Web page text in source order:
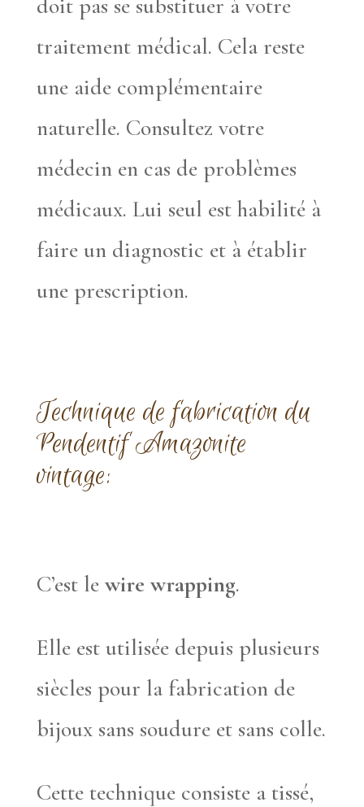
doit pas se substituer à votre
traitement médical. Cela reste
une aide complémentaire
naturelle. Consultez votre
médecin en cas de problèmes
médicaux. Lui seul est habilité à
faire un diagnostic et à établir
une prescription.
Technique de fabrication du
Pendentif Amazonite
vintage:
C’est le wire wrapping.
Elle est utilisée depuis plusieurs
siècles pour la fabrication de
bijoux sans soudure et sans colle.
Cette technique consiste a tissé,